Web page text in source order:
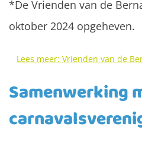
*De Vrienden van de
oktober 2024 opgeheven.
Lees meer: Vrienden van de
Samenwerking